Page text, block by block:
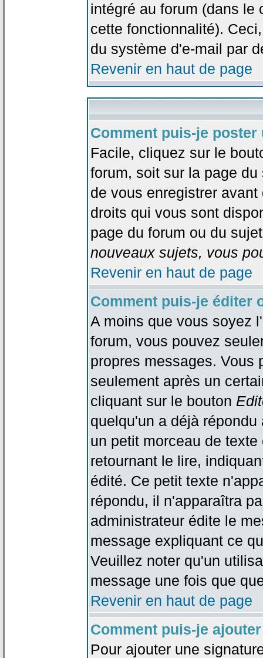
intégré au forum (dans le
cette fonctionnalité).
du système d'e-mail par
Revenir en haut de page
Comment puis-je
Facile, cliquez sur le
forum, soit sur la page
de vous enregistrer
droits qui vous sont
page du forum ou du
nouveaux sujets, vous
Revenir en haut de page
Comment puis-je éditer
A moins que vous soyez
forum, vous pouvez
propres messages. Vous
seulement après un
cliquant sur le bouton
quelqu'un a déjà
un petit morceau de
retournant le lire,
édité. Ce petit texte
répondu, il n'apparaîtra
administrateur édite le
message expliquant ce
Veuillez noter qu'un
message une fois que
Revenir en haut de page
Comment puis-je
Pour ajouter une